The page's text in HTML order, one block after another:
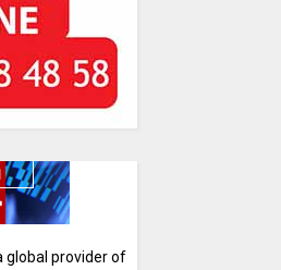
global provider of